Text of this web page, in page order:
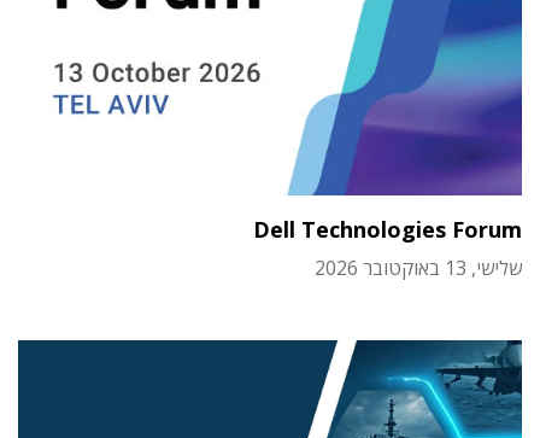
Dell Technologies Forum
שלישי, 13 באוקטובר 2026